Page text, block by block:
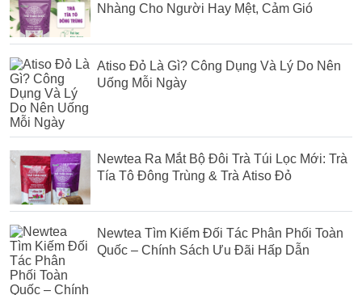
Nhàng Cho Người Hay Mệt, Cảm Gió
Atiso Đỏ Là Gì? Công Dụng Và Lý Do Nên
Uống Mỗi Ngày
Newtea Ra Mắt Bộ Đôi Trà Túi Lọc Mới: Trà
Tía Tô Đông Trùng & Trà Atiso Đỏ
Newtea Tìm Kiếm Đối Tác Phân Phối Toàn
Quốc – Chính Sách Ưu Đãi Hấp Dẫn